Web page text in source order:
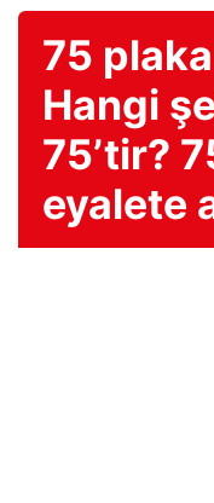
75
Hangi
75’tir?
eyalete